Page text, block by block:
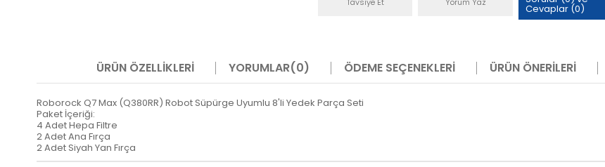
Tavsiye Et Yorum Yaz Cevaplar (0)
ÜRÜN ÖZELLIKLERI YORUMLAR(0) ÖDEME SEÇENEKLERI ÜRÜN ÖNERILERI
Roborock Q7 Max (Q380RR) Robot Süpürge Uyumlu 8'li Yedek Parça Seti
Paket İçeriği:
4 Adet Hepa Filtre
2 Adet Ana Fırça
2 Adet Siyah Yan Fırça